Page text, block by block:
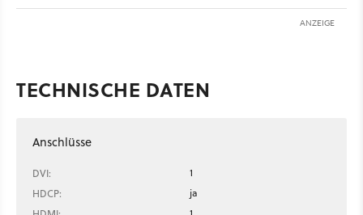
ANZEIGE
TECHNISCHE DATEN
Anschlüsse
DVI:
1
HDCP:
ja